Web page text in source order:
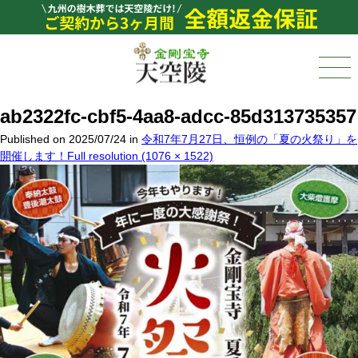
ab2322fc-cbf5-4aa8-adcc-85d313735357
Published on 2025/07/24 in 令和7年7月27日、恒例の「夏の火祭り」を
開催します！ Full resolution (1076 × 1522)